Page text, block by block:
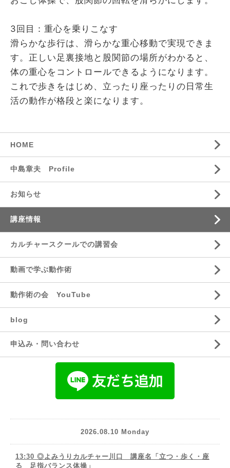
3回目：重心を乗りこなす
滑らかな歩行は、滑らかな重心移動で実現できま
す。正しい足裏接地と股関節の場所がわかると、
体の重心をコントロールできるようになります。
これで歩きをはじめ、立ったり座ったりの日常生
活の動作が格段と楽になります。
HOME
中島章夫 Profile
お知らせ
講座情報
カルチャースクールでの講習会
動画で学ぶ動作術
動作術の会 YouTube
blog
申込み・問い合わせ
2026.08.10 Monday
13:30 ◎よみうりカルチャー川口 講座名「立つ・歩く・座
る 足指バランス体操」